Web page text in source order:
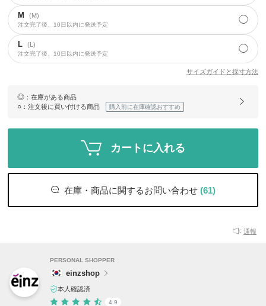
M (M)
注文完了後、10日以内に発送予定 ◯
L (L)
注文完了後、10日以内に発送予定 ◯
サイズガイドと採寸方法
◎ ：在庫がある商品
○ ：注文後に買い付ける商品 購入前に在庫確認おすすめ
カートに入れる
在庫・商品に関するお問い合わせ (61)
通報
PERSONAL SHOPPER
einzshop
本人確認済
4.9